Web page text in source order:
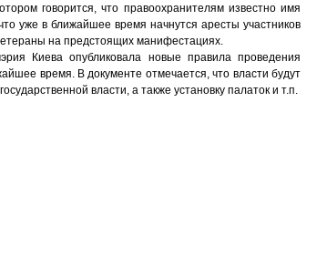
говорится, что правоохранителям известно имя
уже в ближайшее время начнутся аресты участников
на предстоящих манифестациях.
Киева опубликовала новые правила проведения
время. В документе отмечается, что власти будут
власти, а также установку палаток и т.п.